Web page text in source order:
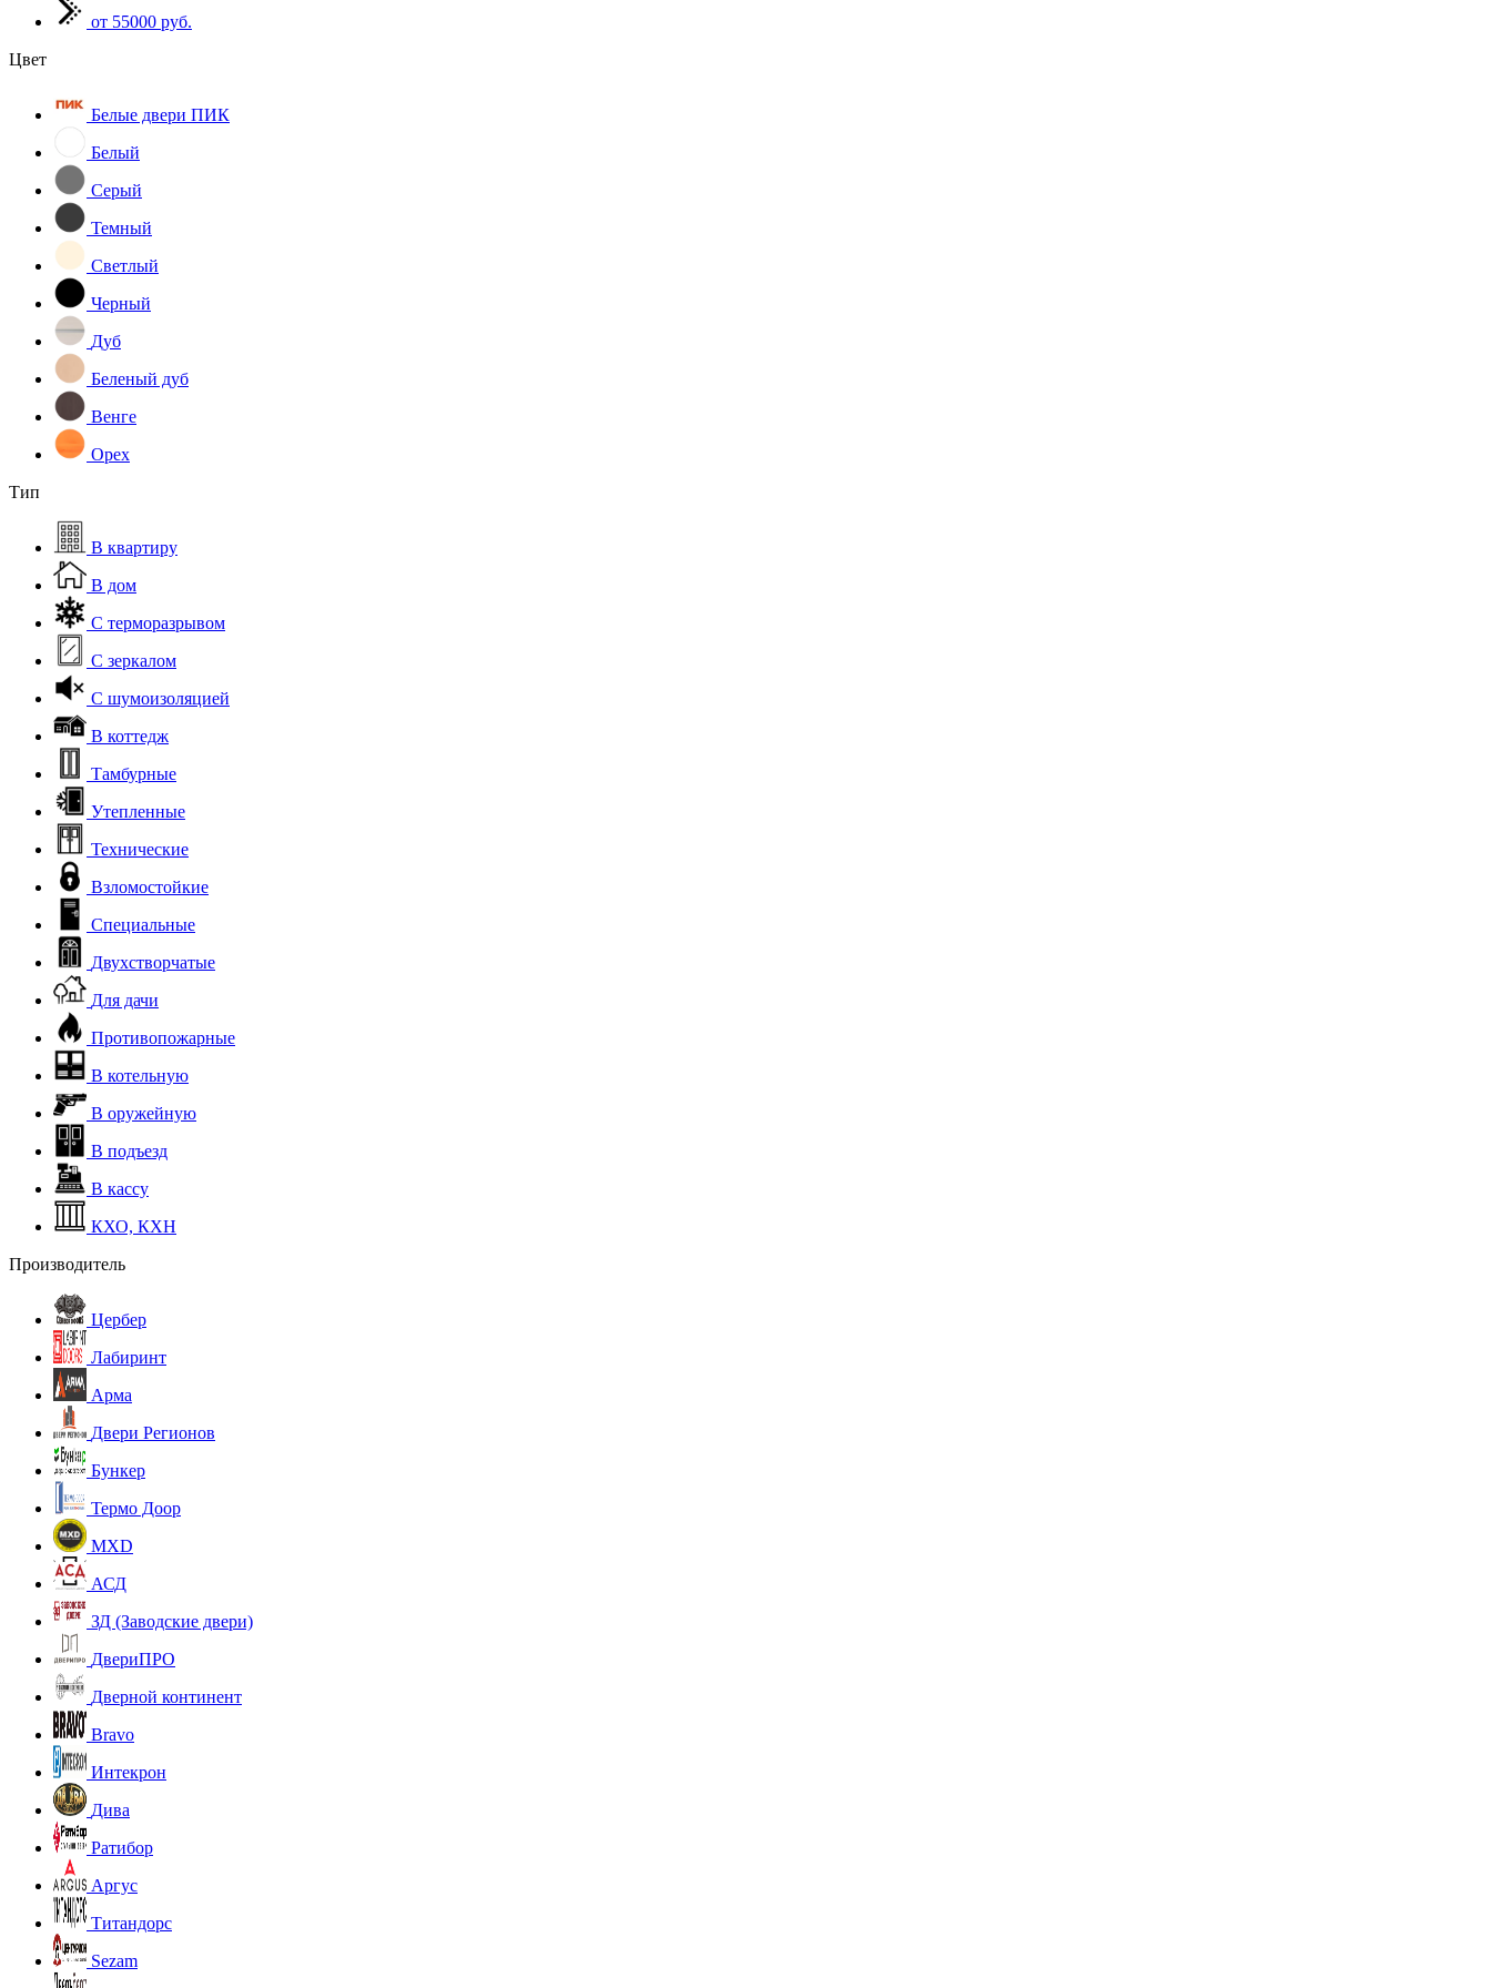
от 55000 руб.
Цвет
Белые двери ПИК
Белый
Серый
Темный
Светлый
Черный
Дуб
Беленый дуб
Венге
Орех
Тип
В квартиру
В дом
С терморазрывом
С зеркалом
С шумоизоляцией
В коттедж
Тамбурные
Утепленные
Технические
Взломостойкие
Специальные
Двухстворчатые
Для дачи
Противопожарные
В котельную
В оружейную
В подъезд
В кассу
КХО, КХН
Производитель
Цербер
Лабиринт
Арма
Двери Регионов
Бункер
Термо Доор
MXD
АСД
ЗД (Заводские двери)
ДвериПРО
Дверной континент
Bravo
Интекрон
Дива
Ратибор
Аргус
Титандорс
Sezam